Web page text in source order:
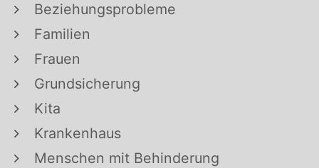
Beziehungsprobleme
Familien
Frauen
Grundsicherung
Kita
Krankenhaus
Menschen mit Behinderung